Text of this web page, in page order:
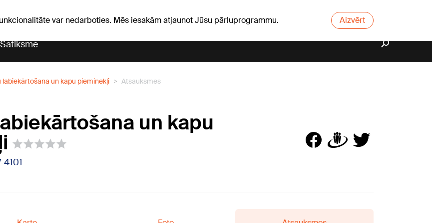
var nedarboties. Mēs iesakām atjaunot Jūsu pārluprogrammu. Aizvērt
Satiksme
labiekārtošana un kapu pieminekļi Atsauksmes
un kapu
4101